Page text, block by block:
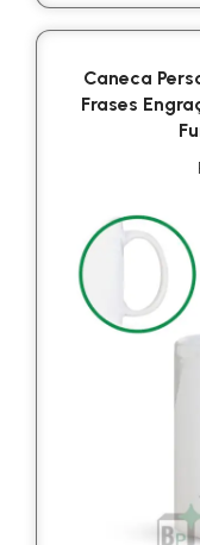
Caneca
Frases